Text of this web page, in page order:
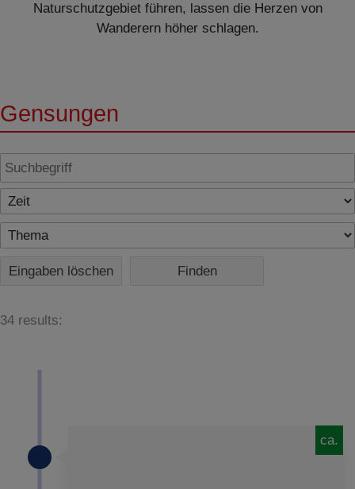
Naturschutzgebiet führen, lassen die Herzen von
Wanderern höher schlagen.
Gensungen
Eingaben löschen
34 results:
ca.